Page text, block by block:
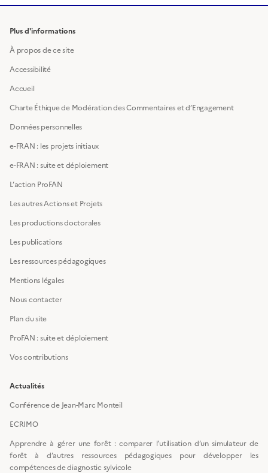
Plus d'informations
À propos de ce site
Accessibilité
Accueil
Charte Éthique de Modération des Commentaires et d’Engagement
Données personnelles
e-FRAN : les projets initiaux
e-FRAN : suite et déploiement
L’action ProFAN
Les autres Actions et Projets
Les productions doctorales
Les publications
Les ressources pédagogiques
Mentions légales
Nous contacter
Plan du site
ProFAN : suite et déploiement
Vos contributions
Actualités
Conférence de Jean-Marc Monteil
ECRIMO
Apprendre à gérer une forêt : comparer l’utilisation d’un simulateur de
forêt à d’autres ressources pédagogiques pour développer les
compétences de diagnostic sylvicole